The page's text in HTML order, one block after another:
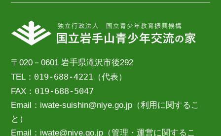
〒020－0601 岩手県滝沢市後292
TEL： 019-688-4221 （代表）
FAX： 019-688-5047
Email：iwate-suishin@niye.go.jp（利用に関するこ
と）
Email：iwate@niye.go.jp（管理・運営に関するこ